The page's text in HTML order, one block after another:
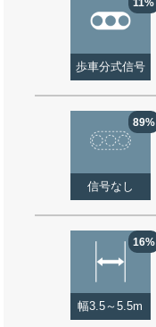
歩車分式信号
89%
信号なし
16%
幅3.5～5.5m